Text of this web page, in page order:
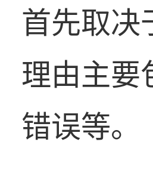
首先取决
理由主要
错误等。